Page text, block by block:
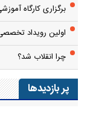
برگزاری کارگاه
اولین رویداد
چرا انقلاب شد؟
پر بازدیدها